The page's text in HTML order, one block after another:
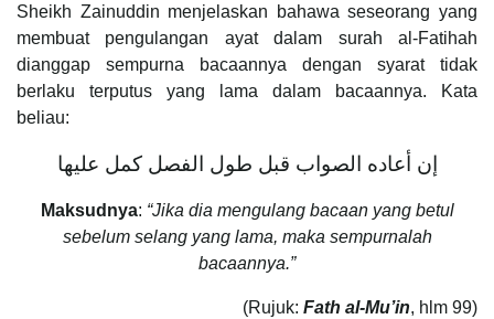
Sheikh Zainuddin menjelaskan bahawa seseorang yang
membuat pengulangan ayat dalam surah al-Fatihah
dianggap sempurna bacaannya dengan syarat tidak
berlaku terputus yang lama dalam bacaannya. Kata
beliau:
إن ‌أعاده الصواب قبل طول الفصل كمل عليها
Maksudnya: “Jika dia mengulang bacaan yang betul
sebelum selang yang lama, maka sempurnalah
bacaannya.”
(Rujuk: Fath al-Mu’in, hlm 99)